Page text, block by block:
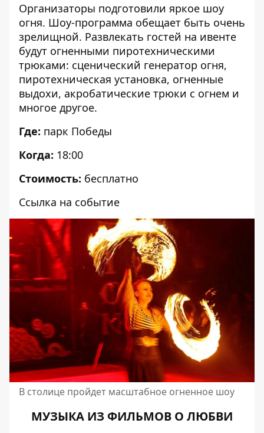
Организаторы подготовили яркое шоу
огня. Шоу-программа обещает быть очень
зрелищной. Развлекать гостей на ивенте
будут огненными пиротехническими
трюками: сценический генератор огня,
пиротехническая установка, огненные
выдохи, акробатические трюки с огнем и
многое другое.
Где: парк Победы
Когда: 18:00
Стоимость: бесплатно
Ссылка на событие
В столице пройдет масштабное огненное шоу
МУЗЫКА ИЗ ФИЛЬМОВ О ЛЮБВИ